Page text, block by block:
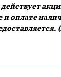
действует
и оплате